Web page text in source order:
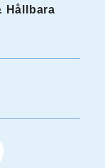
Hållbara